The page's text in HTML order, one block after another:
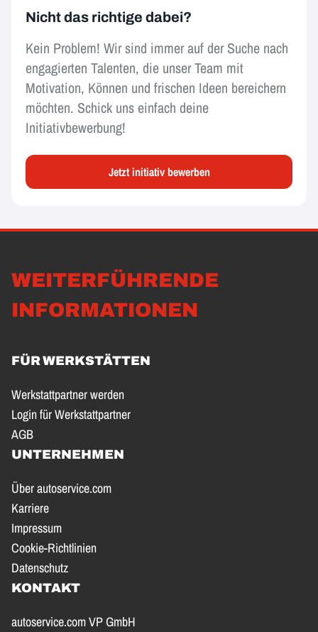
Nicht das richtige dabei?
Kein Problem! Wir sind immer auf der Suche nach
engagierten Talenten, die unser Team mit
Motivation, Können und frischen Ideen bereichern
möchten. Schick uns einfach deine
Initiativbewerbung!
Jetzt initiativ bewerben
WEITERFÜHRENDE
INFORMATIONEN
FÜR WERKSTÄTTEN
Werkstattpartner werden
Login für Werkstattpartner
AGB
UNTERNEHMEN
Über autoservice.com
Karriere
Impressum
Cookie-Richtlinien
Datenschutz
KONTAKT
autoservice.com VP GmbH